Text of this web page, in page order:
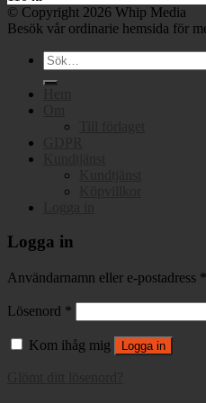
© Copyright 2026 Whip Media
Besök vår ordinarie hemsida för
Sök
efter:
Logga in
Användarnamn eller e-postadress *
Lösenord *
Kom ihåg mig Logga in